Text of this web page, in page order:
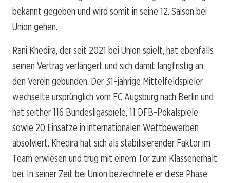
bekannt gegeben und wird somit in seine 12. Saison bei
Union gehen.
Rani Khedira, der seit 2021 bei Union spielt, hat ebenfalls
seinen Vertrag verlängert und sich damit langfristig an
den Verein gebunden. Der 31-jährige Mittelfeldspieler
wechselte ursprünglich vom FC Augsburg nach Berlin und
hat seither 116 Bundesligaspiele, 11 DFB-Pokalspiele
sowie 20 Einsätze in internationalen Wettbewerben
absolviert. Khedira hat sich als stabilisierender Faktor im
Team erwiesen und trug mit einem Tor zum Klassenerhalt
bei. In seiner Zeit bei Union bezeichnete er diese Phase